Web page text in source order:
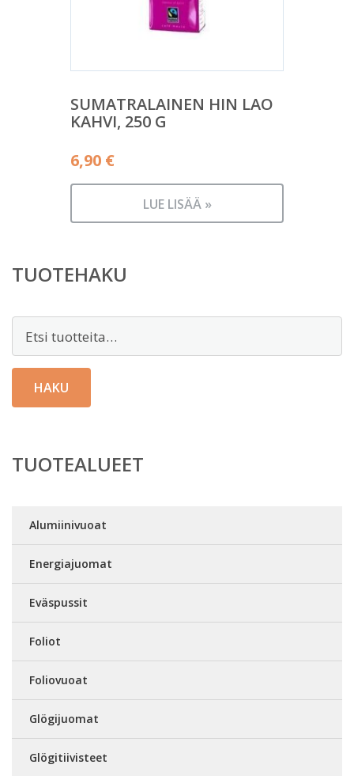
SUMATRALAINEN HIN LAO
KAHVI, 250 G
6,90 €
LUE LISÄÄ »
TUOTEHAKU
HAKU
TUOTEALUEET
Alumiinivuoat
Energiajuomat
Eväspussit
Foliot
Foliovuoat
Glögijuomat
Glögitiivisteet